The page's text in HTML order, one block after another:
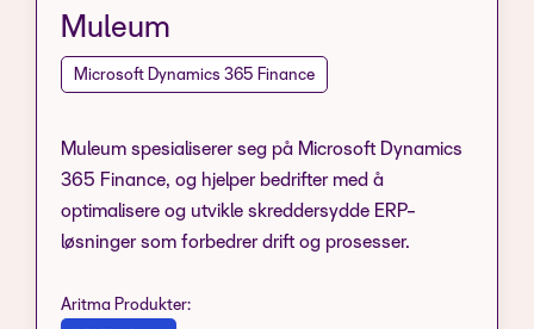
Muleum
Microsoft Dynamics 365 Finance
Muleum spesialiserer seg på Microsoft Dynamics
365 Finance, og hjelper bedrifter med å
optimalisere og utvikle skreddersydde ERP-
løsninger som forbedrer drift og prosesser.
Aritma Produkter: